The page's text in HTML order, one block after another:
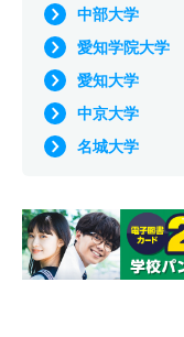
中部大学
愛知学院大学
愛知大学
中京大学
名城大学